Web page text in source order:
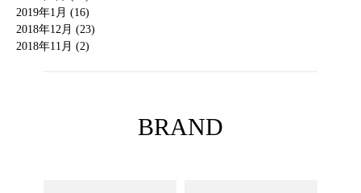
2019年1月 (16)
2018年12月 (23)
2018年11月 (2)
BRAND